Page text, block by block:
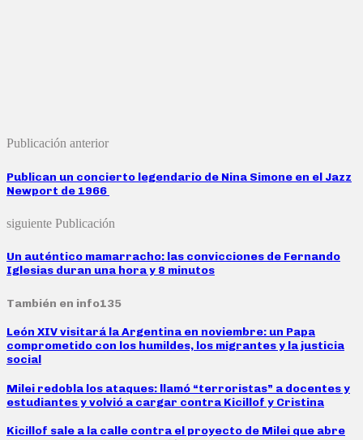
Publicación anterior
Publican un concierto legendario de Nina Simone en el Jazz
Newport de 1966
siguiente Publicación
Un auténtico mamarracho: las convicciones de Fernando
Iglesias duran una hora y 8 minutos
También en info135
León XIV visitará la Argentina en noviembre: un Papa
comprometido con los humildes, los migrantes y la justicia
social
Milei redobla los ataques: llamó “terroristas” a docentes y
estudiantes y volvió a cargar contra Kicillof y Cristina
Kicillof sale a la calle contra el proyecto de Milei que abre